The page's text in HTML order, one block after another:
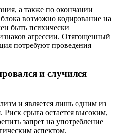
а также по окончании
возможно кодирование на
быть психически
агрессии. Отягощенный
потребуют проведения
и случился
и является лишь одним из
Риск срыва остается высоким,
запрет на употребление
аспектом.